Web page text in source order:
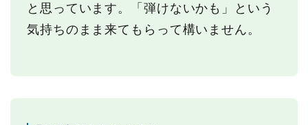
と思っています。「弾けないかも」という
気持ちのまま来てもらって構いません。